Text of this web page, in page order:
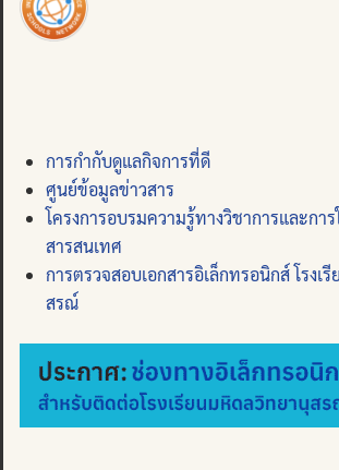
การกำกับดูแลกิจการที่ดี
ศูนย์ข้อมูลข่าวสาร
โครงการอบรมความรู้ทางวิชาการและการ
สารสนเทศ
การตรวจสอบเอกสารอิเล็กทรอนิกส์ โรงเ
สรณ์